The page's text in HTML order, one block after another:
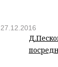
27.12.2016